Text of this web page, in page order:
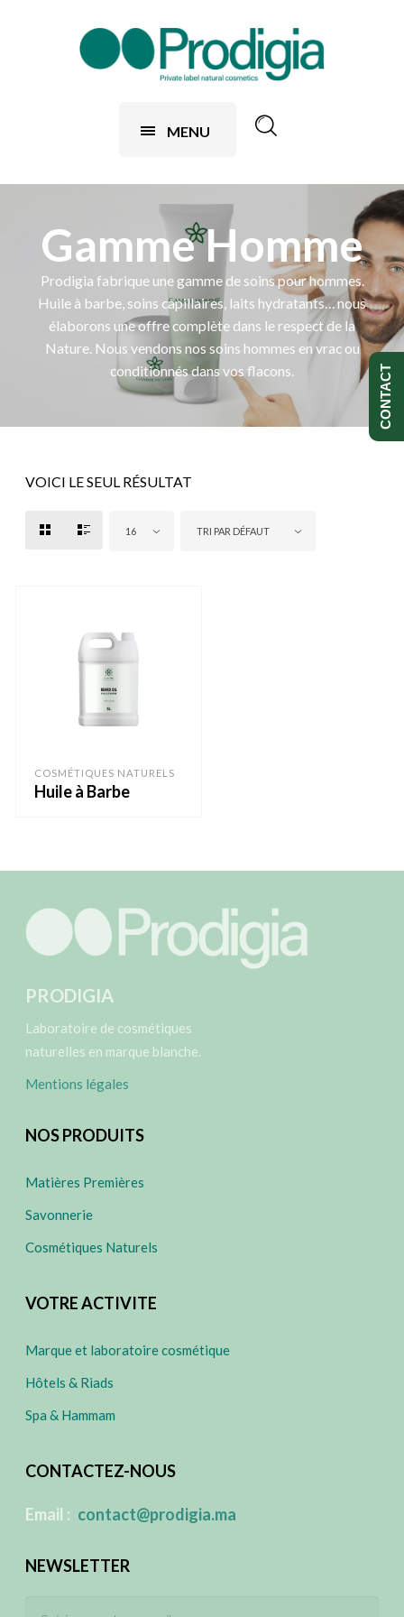
MENU
Gamme Homme
Prodigia fabrique une gamme de soins pour hommes.
Huile à barbe, soins capillaires, laits hydratants… nous
élaborons une offre complète dans le respect de la
Nature. Nous vendons nos soins hommes en vrac ou
conditionnés dans vos flacons.
VOICI LE SEUL RÉSULTAT
16 TRI PAR DÉFAUT
COSMÉTIQUES NATURELS
Huile à Barbe
PRODIGIA
Laboratoire de cosmétiques
naturelles en marque blanche.
Mentions légales
NOS PRODUITS
Matières Premières
Savonnerie
Cosmétiques Naturels
VOTRE ACTIVITE
Marque et laboratoire cosmétique
Hôtels & Riads
Spa & Hammam
CONTACTEZ-NOUS
Email : contact@prodigia.ma
NEWSLETTER
CONTACT